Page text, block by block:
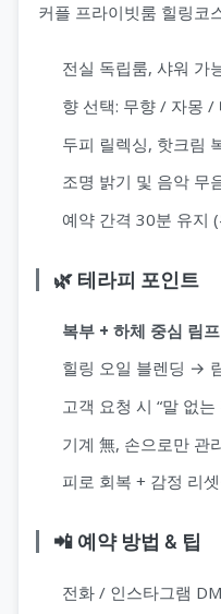
커플 프라이빗룸 힐링코
전실 독립룸, 샤워 가
향 선택: 무향 / 자몽 /
두피 릴렉싱, 핫크림
조명 밝기 및 음악 무
예약 간격 30분 유지
🌿 테라피 포인트
복부 + 하체 중심 림
힐링 오일 블렌딩 →
고객 요청 시 “말 없
기계 無, 손으로만 관
피로 회복 + 감정 리
📲 예약 방법 & 팁
전화 / 인스타그램